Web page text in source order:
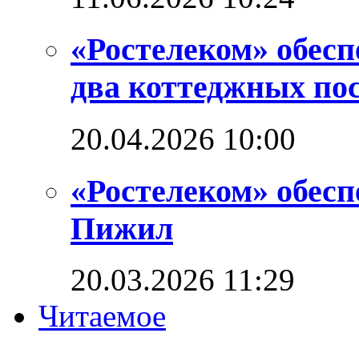
«Ростелеком»
два коттеджных
20.04.2026 10:00
«Ростелеком»
Пижил
20.03.2026 11:29
Читаемое